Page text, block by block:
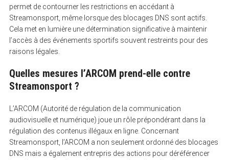
permet de contourner les restrictions en accédant à
Streamonsport, même lorsque des blocages DNS sont actifs.
Cela met en lumière une détermination significative à maintenir
l’accès à des événements sportifs souvent restreints pour des
raisons légales.
Quelles mesures l’ARCOM prend-elle contre
Streamonsport ?
L’ARCOM (Autorité de régulation de la communication
audiovisuelle et numérique) joue un rôle prépondérant dans la
régulation des contenus illégaux en ligne. Concernant
Streamonsport, l’ARCOM a non seulement ordonné des blocages
DNS mais a également entrepris des actions pour déréférencer